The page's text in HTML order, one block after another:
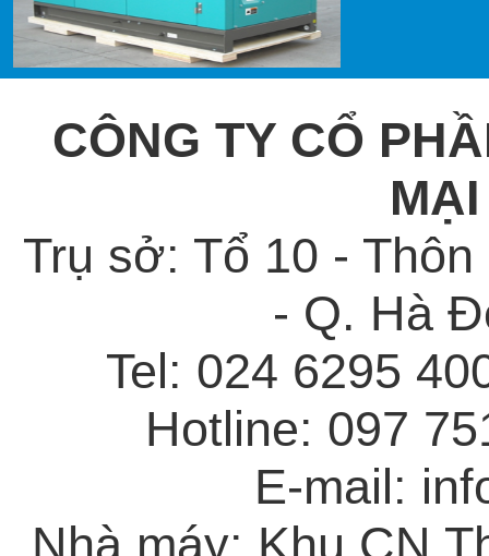
CÔNG TY CỔ
Trụ sở: Tổ 10 -
- Q. Hà
Tel: 024 6295
Hotline: 097
E-mail:
Nhà máy: Khu CN